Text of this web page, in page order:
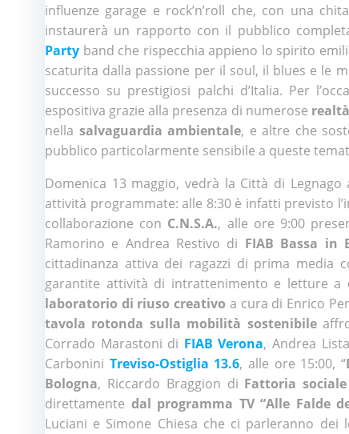
influenze garage e rock’n’roll che, con una
instaurerà un rapporto con il pubblico
Party band che rispecchia appieno lo spirito
scaturita dalla passione per il soul, il blues e le
successo su prestigiosi palchi d’Italia. Per
espositiva grazie alla presenza di numerose
nella salvaguardia ambientale, e altre che
pubblico particolarmente sensibile a queste
Domenica 13 maggio, vedrà la Città di
attività programmate: alle 8:30 è infatti previsto
collaborazione con C.N.S.A., alle ore 9:00
Ramorino e Andrea Restivo di FIAB Bassa in
cittadinanza attiva dei ragazzi di prima media
garantite attività di intrattenimento e letture a
laboratorio di riuso creativo a cura di Enrico
tavola rotonda sulla mobilità sostenibile
Corrado Marastoni di FIAB Verona, Andrea
Carbonini Treviso-Ostiglia 13.6, alle ore 15:00, “
Bologna, Riccardo Braggion di Fattoria sociale
direttamente dal programma TV “Alle Falde
Luciani e Simone Chiesa che ci parleranno